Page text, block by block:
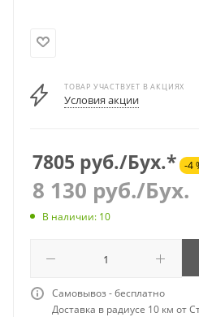
ТОВАР УЧАСТВУЕТ В АКЦИЯХ
Условия акции
7805 руб./Бух.* -4
8 130 руб./Бух.
В наличии: 10
Самовывоз - бесплатно
Доставка в радиусе 10 км от